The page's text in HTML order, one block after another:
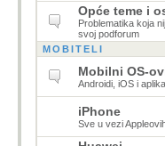
Opće teme i
Problematika koja
svoj podforum
MOBITELI
Mobilni OS-
Androidi, iOS i
iPhone
Sve u vezi